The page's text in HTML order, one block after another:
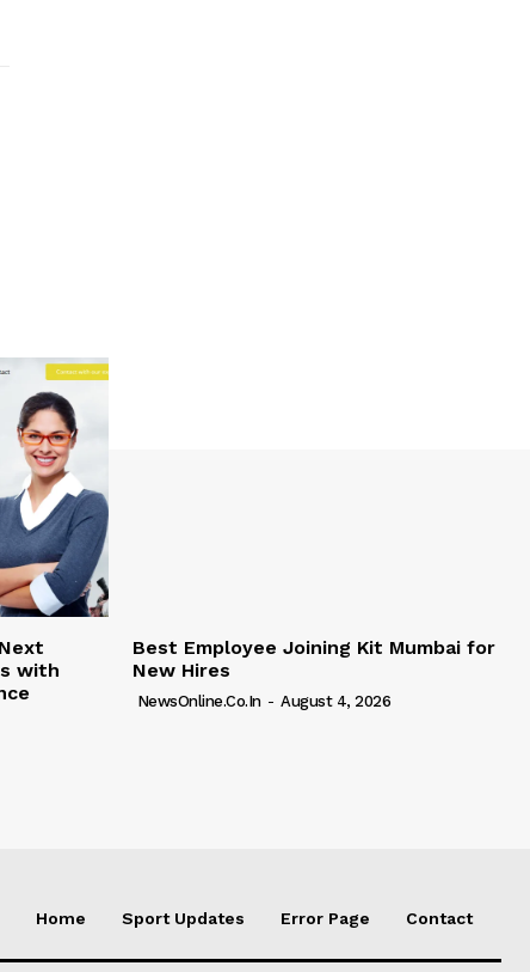
with
Best Employee Joining Kit Mumbai for
New Hires
NewsOnline.co.in - August 4, 2026
Home Sport Updates Error Page Contact